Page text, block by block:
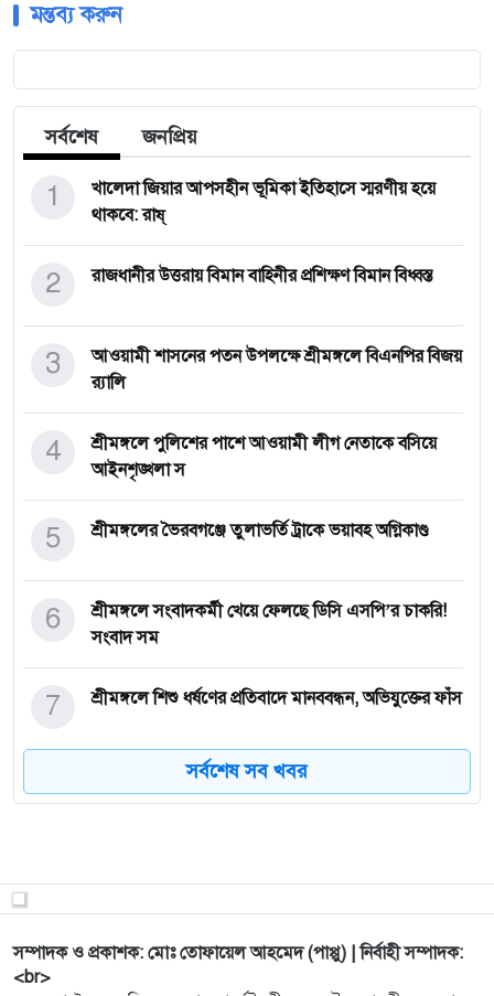
মন্তব্য করুন
সর্বশেষ জনপ্রিয়
খালেদা জিয়ার আপসহীন ভূমিকা ইতিহাসে স্মরণীয় হয়ে
থাকবে: রাষ্
1
রাজধানীর উত্তরায় বিমান বাহিনীর প্রশিক্ষণ বিমান বিধ্বস্ত
2
আওয়ামী শাসনের পতন উপলক্ষে শ্রীমঙ্গলে বিএনপির বিজয়
র‌্যালি
3
শ্রীমঙ্গলে পুলিশের পাশে আওয়ামী লীগ নেতাকে বসিয়ে
আইনশৃঙ্খলা স
4
শ্রীমঙ্গলের ভৈরবগঞ্জে তুলাভর্তি ট্রাকে ভয়াবহ অগ্নিকাণ্ড
5
শ্রীমঙ্গলে সংবাদকর্মী খেয়ে ফেলছে ডিসি এসপি’র চাকরি!
সংবাদ সম
6
শ্রীমঙ্গলে শিশু ধর্ষণের প্রতিবাদে মানববন্ধন, অভিযুক্তের ফাঁস
7
খালেদা জিয়ার মৃত্যুতে প্রধান উপদেষ্টার শোক
8
রক্তবন্ধন ও আ
৫ শতাংশ নয়, চাই বাস্তবসম্মত মজুরি'—সংবাদ সম্মেলনে
10
সর্বশেষ সব খবর
সম্পাদক ও প্রকাশক: মোঃ তোফায়েল আহমেদ (পাপ্পু) | নির্বাহী সম্পাদক:
<br>